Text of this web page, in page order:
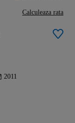
2011
Calculeaza rata